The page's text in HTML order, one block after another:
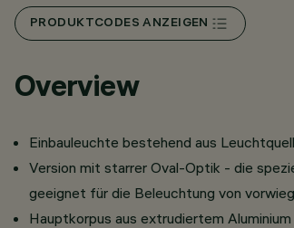
PRODUKTCODES ANZEIGEN
Overview
Einbauleuchte bestehend aus
Version mit starrer Oval-Optik - die
geeignet für die Beleuchtung von
Hauptkorpus aus extrudiertem